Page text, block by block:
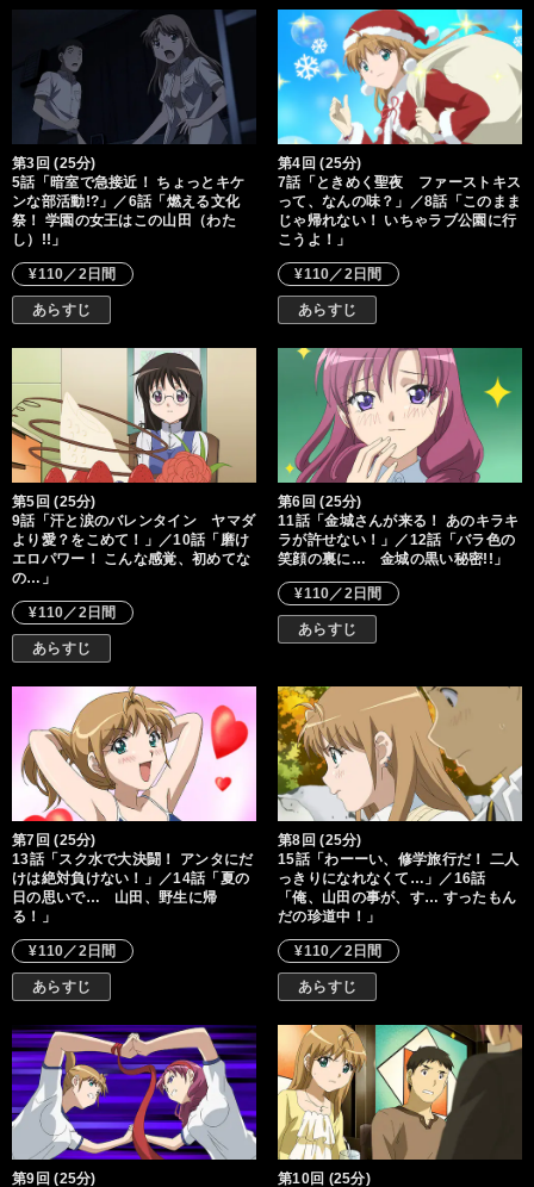
第3回 (25分)
5話「暗室で急接近！ ちょっとキケ
ンな部活動!?」／6話「燃える文化
祭！ 学園の女王はこの山田（わた
し）!!」
¥110／2日間
あらすじ
第4回 (25分)
7話「ときめく聖夜 ファーストキス
って、なんの味？」／8話「このまま
じゃ帰れない！ いちゃラブ公園に行
こうよ！」
¥110／2日間
あらすじ
第5回 (25分)
9話「汗と涙のバレンタイン ヤマダ
より愛？をこめて！」／10話「磨け
エロパワー！ こんな感覚、初めてな
の…」
¥110／2日間
あらすじ
第6回 (25分)
11話「金城さんが来る！ あのキラキ
ラが許せない！」／12話「バラ色の
笑顔の裏に… 金城の黒い秘密!!」
¥110／2日間
あらすじ
第7回 (25分)
13話「スク水で大決闘！ アンタにだ
けは絶対負けない！」／14話「夏の
日の思いで… 山田、野生に帰
る！」
¥110／2日間
あらすじ
第8回 (25分)
15話「わーーい、修学旅行だ！ 二人
っきりになれなくて…」／16話
「俺、山田の事が、す… すったもん
だの珍道中！」
¥110／2日間
あらすじ
第9回 (25分) 第10回 (25分)